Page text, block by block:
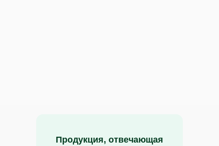
Продукция, отвечающая